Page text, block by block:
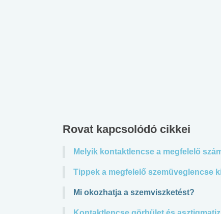
Rovat kapcsolódó cikkei
Melyik kontaktlencse a megfelelő
Tippek a megfelelő szemüveglencse
Mi okozhatja a szemviszketést?